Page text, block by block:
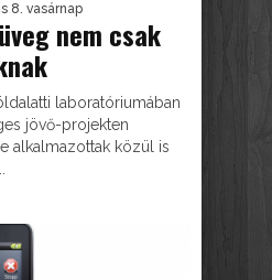
8. vasárnap
nem csak
laboratóriumában
jövő-projekten
alkalmazottak közül is